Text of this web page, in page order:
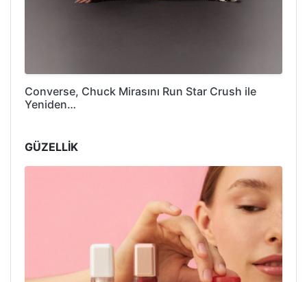
Converse, Chuck Mirasını Run Star Crush ile
Yeniden…
GÜZELLİK